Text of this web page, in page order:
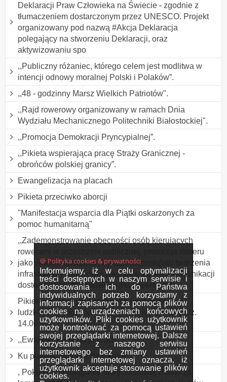
🍪 Polityka cookies & prywatności
Informujemy, iż w celu optymalizacji
treści dostępnych w naszym serwisie i
dostosowania ich do Państwa
indywidualnych potrzeb korzystamy z
informacji zapisanych za pomocą plików
cookies na urządzeniach końcowych
użytkowników. Pliki cookies użytkownik
może kontrolować za pomocą ustawień
swojej przeglądarki internetowej. Dalsze
korzystanie z naszego serwisu
internetowego bez zmiany ustawień
przeglądarki internetowej oznacza, iż
użytkownik akceptuje stosowanie plików
cookies.
Deklaracji Praw Człowieka na Świecie - zgodnie z
tłumaczeniem dostarczonym przez UNESCO. Projekt
organizowany pod nazwą #Akcja Deklaracja
polegający na stworzeniu Deklaracji, oraz
aktywizowaniu spo
,,Publiczny różaniec, którego celem jest modlitwa w
intencji odnowy moralnej Polski i Polaków”.
,,48 - godzinny Marsz Wielkich Patriotów".
,,Rajd rowerowy organizowany w ramach Dnia
Wydziału Mechanicznego Politechniki Białostockiej".
,,Promocja Demokracji Pryncypialnej”.
,,Pikieta wspierająca pracę Straży Granicznej -
obrońców polskiej granicy”.
Ewangelizacja na placach
Pikieta przeciwko aborcji
"Manifestacja wsparcia dla Piątki oskarżonych za
pomoc humanitarną"
,,Zademonstrowanie obecności osób kierujących
rowerami w przestrzeni publicznej, promocja roweru
jako środka transportu, wyrażenie postulatu tworzenia
infrastruktury rowerowej jako spójnej, sieci komunikacji
dostosowanej do potrzeb ruchu rowerowego
Pikieta informacyjna w obronie poczętego życia
ludzkiego połączona z Różańcem św. około godz.
14.00.
,,Ewangelizacja na placach”.
Ku pamięci Witolda Pileckiego.
, Pokutne przebłaganie Maryi Królowej Polski za